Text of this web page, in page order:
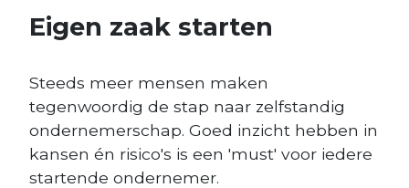
Eigen zaak starten
Steeds meer mensen maken
tegenwoordig de stap naar zelfstandig
ondernemerschap. Goed inzicht hebben in
kansen én risico's is een 'must' voor iedere
startende ondernemer.